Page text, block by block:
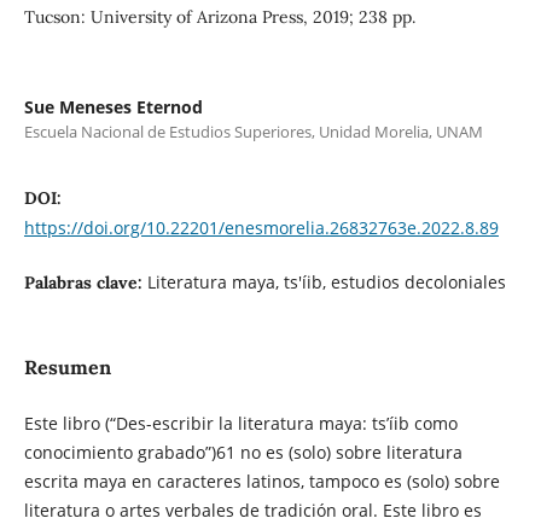
Tucson: University of Arizona Press, 2019; 238 pp.
Sue Meneses Eternod
Escuela Nacional de Estudios Superiores, Unidad Morelia, UNAM
DOI:
https://doi.org/10.22201/enesmorelia.26832763e.2022.8.89
Palabras clave: Literatura maya, ts'íib, estudios decoloniales
Resumen
Este libro (“Des-escribir la literatura maya: ts’íib como
conocimiento grabado”)61 no es (solo) sobre literatura
escrita maya en caracteres latinos, tampoco es (solo) sobre
literatura o artes verbales de tradición oral. Este libro es